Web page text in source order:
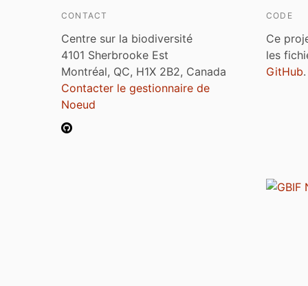
CONTACT
Centre sur la biodiversité
4101 Sherbrooke Est
Montréal, QC, H1X 2B2, Canada
Contacter le gestionnaire de
Noeud
CODE
Ce
les
GitHub.